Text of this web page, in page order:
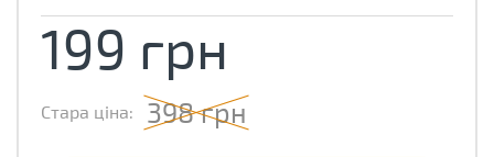
199 грн
Стара ціна: 398 грн